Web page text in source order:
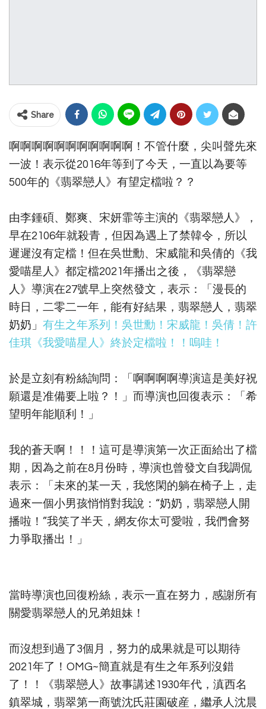
Share
啊啊啊啊啊啊啊啊啊啊啊！不管什麼，尖叫聲先來
一波！表示從2016年等到了今天，一直以為要等
500年的《翡翠戀人》有望定檔啦？？
由李鍾碩、鄭爽、宋妍霏等主演的《翡翠戀人》，
早在2106年就殺青，但因為遇上了禁韓令，所以
遲遲沒有定檔！但在吳世勳、宋威龍和吳倩的《我
愛喵星人》都定檔2021年播出之後，《翡翠戀
人》導演在27號早上突然發文，表示：「漫長的
時日，二零二一年，能有好結果，翡翠戀人，翡翠
奶奶」 有生之年系列！吳世勳！宋威龍！吳倩！許
佳琪《我愛喵星人》終於定檔啦！！嗚哇！
於是立刻有粉絲詢問：「啊啊啊啊導演這是美好祝
願還是准備要上啦？！」而導演也回復表示：「希
望明年能順利！」
我的蒼天啊！！！這可是導演第一次正面給出了檔
期，因為之前在8月份時，導演也曾發文自我調侃
表示：「未來的某一天，我悠閑的躺在椅子上，走
過來一個小男孩悄悄對我說：“奶奶，翡翠戀人開
播啦！”我笑了半天，網友你太可愛啦，我們會努
力爭取播出！」
當時導演也回復粉絲，表示一直在努力，感謝所有
關愛翡翠戀人的兄弟姐妹！ ​
而沒想到過了3個月，努力的成果就是可以期待
2021年了！OMG~簡直就是有生之年系列沒錯
了！！《翡翠戀人》故事講述1930年代，滇西名
鎮翠城，翡翠第一商號沈氏莊園破産，繼承人沈晨